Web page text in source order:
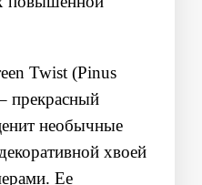
Twist (Pinus
прекрасный
необычные
хвоей
Ее